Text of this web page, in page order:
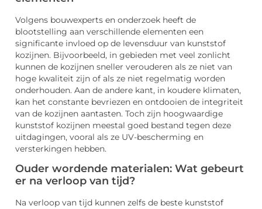
Volgens bouwexperts en onderzoek heeft de
blootstelling aan verschillende elementen een
significante invloed op de levensduur van kunststof
kozijnen. Bijvoorbeeld, in gebieden met veel zonlicht
kunnen de kozijnen sneller verouderen als ze niet van
hoge kwaliteit zijn of als ze niet regelmatig worden
onderhouden. Aan de andere kant, in koudere klimaten,
kan het constante bevriezen en ontdooien de integriteit
van de kozijnen aantasten. Toch zijn hoogwaardige
kunststof kozijnen meestal goed bestand tegen deze
uitdagingen, vooral als ze UV-bescherming en
versterkingen hebben.
Ouder wordende materialen: Wat gebeurt
er na verloop van tijd?
Na verloop van tijd kunnen zelfs de beste kunststof